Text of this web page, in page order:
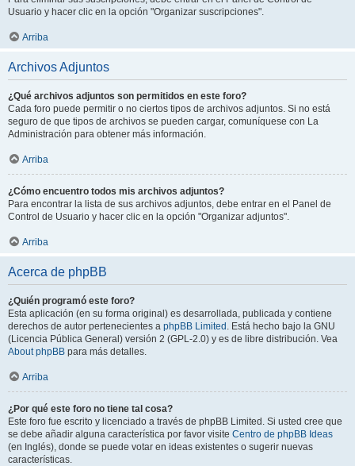
Usuario y hacer clic en la opción "Organizar suscripciones".
Arriba
Archivos Adjuntos
¿Qué archivos adjuntos son permitidos en este foro?
Cada foro puede permitir o no ciertos tipos de archivos adjuntos. Si no está
seguro de que tipos de archivos se pueden cargar, comuníquese con La
Administración para obtener más información.
Arriba
¿Cómo encuentro todos mis archivos adjuntos?
Para encontrar la lista de sus archivos adjuntos, debe entrar en el Panel de
Control de Usuario y hacer clic en la opción "Organizar adjuntos".
Arriba
Acerca de phpBB
¿Quién programó este foro?
Esta aplicación (en su forma original) es desarrollada, publicada y contiene
derechos de autor pertenecientes a phpBB Limited . Está hecho bajo la GNU
(Licencia Pública General) versión 2 (GPL-2.0) y es de libre distribución. Vea
About phpBB para más detalles.
Arriba
¿Por qué este foro no tiene tal cosa?
Este foro fue escrito y licenciado a través de phpBB Limited. Si usted cree que
se debe añadir alguna característica por favor visite Centro de phpBB Ideas
(en Inglés), donde se puede votar en ideas existentes o sugerir nuevas
características.